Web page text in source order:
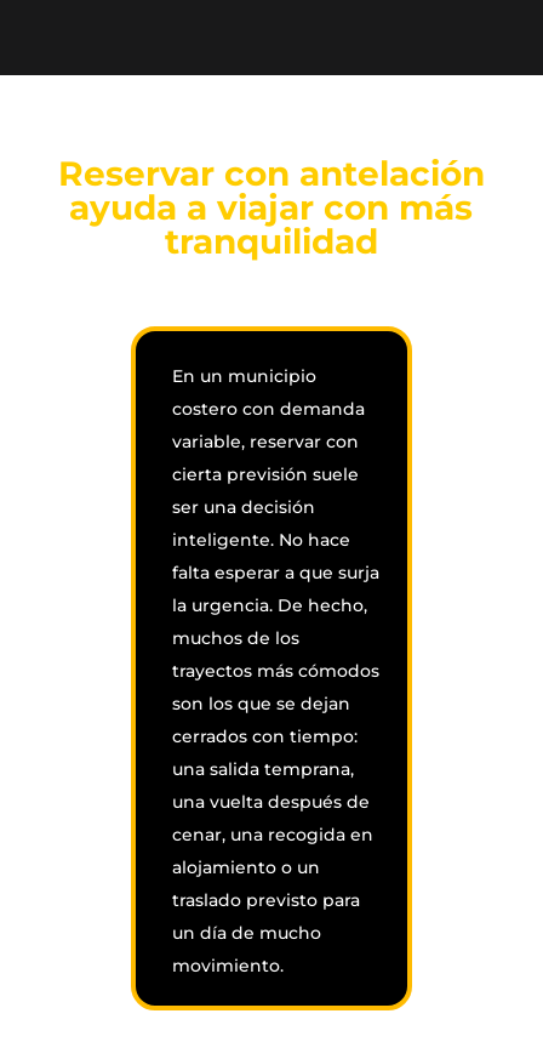
Reservar con antelación
ayuda a viajar con más
tranquilidad
En un municipio
costero con demanda
variable, reservar con
cierta previsión suele
ser una decisión
inteligente. No hace
falta esperar a que surja
la urgencia. De hecho,
muchos de los
trayectos más cómodos
son los que se dejan
cerrados con tiempo:
una salida temprana,
una vuelta después de
cenar, una recogida en
alojamiento o un
traslado previsto para
un día de mucho
movimiento.
Cuando el servicio está